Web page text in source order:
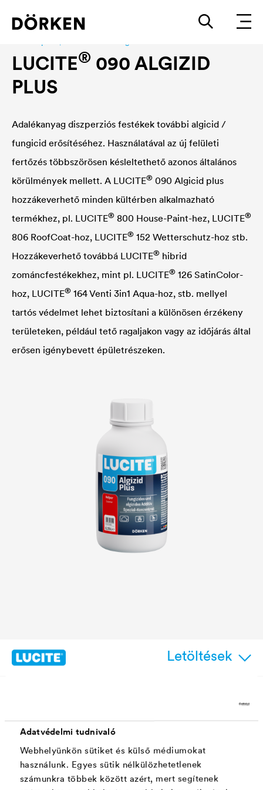
Adatvédelmi tudnivaló
Webhelyünkön sütiket és külső médiumokat
használunk. Egyes sütik nélkülözhetetlenek
számunkra többek között azért, mert segítenek
LUCITE® 090 ALGIZID
PLUS
Adalékanyag diszperziós festékek további algicid /
fungicid erősítéséhez. Használatával az új felületi
fertőzés többszörösen késleltethető azonos általános
körülmények mellett. A LUCITE® 090 Algicid plus
hozzákeverhető minden kültérben alkalmazható
termékhez, pl. LUCITE® 800 House-Paint-hez, LUCITE®
806 RoofCoat-hoz, LUCITE® 152 Wetterschutz-hoz stb.
Hozzákeverhető továbbá LUCITE® hibrid
zománcfestékekhez, mint pl. LUCITE® 126 SatinColor-
hoz, LUCITE® 164 Venti 3in1 Aqua-hoz, stb. mellyel
tartós védelmet lehet biztosítani a különösen érzékeny
területeken, például tető ragaljakon vagy az időjárás által
erősen igénybevett épületrészeken.
Letöltések
Tulajdonságok
Nagyon könnyű bedolgozás - adagolási javaslat:
2%